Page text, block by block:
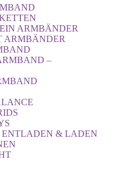
ARMBÄNDER
ARMBÄNDER
–
ENTLADEN & LADEN